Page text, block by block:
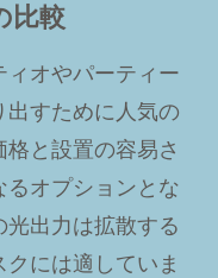
比較
ィオやパーティー
すために人気の
と設置の容易さ
オプションとな
出力は拡散する
には適していま